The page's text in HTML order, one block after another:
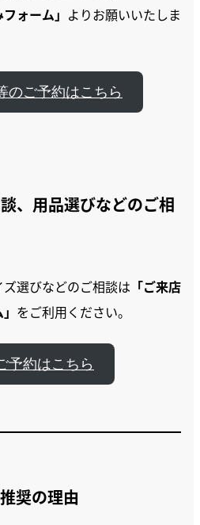
ォーム」 よりお願いいたしま
のご予約はこちら
、用品選びなどのご相
選びなどのご相談は 「ご来店
をご利用ください。
予約はこちら
奨の理由